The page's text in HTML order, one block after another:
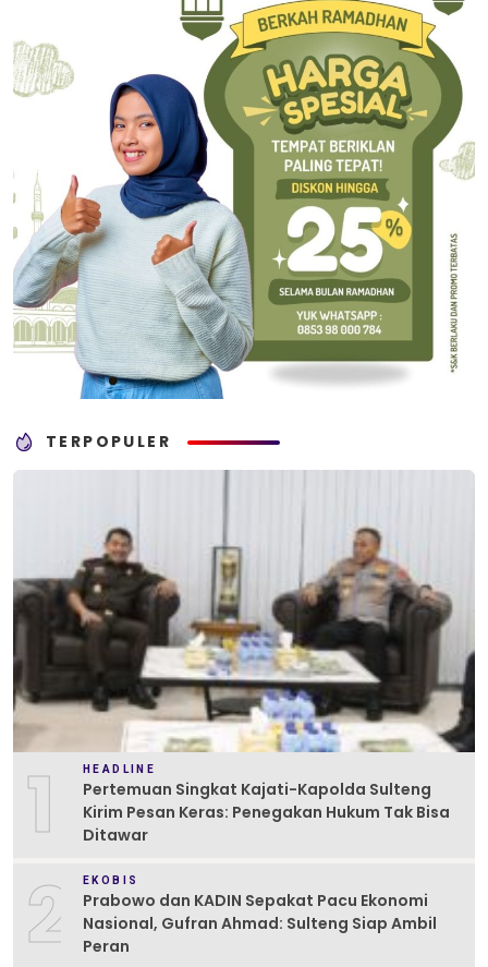
TERPOPULER
1 HEADLINE
Pertemuan Singkat Kajati-Kapolda Sulteng
Kirim Pesan Keras: Penegakan Hukum Tak Bisa
Ditawar
2 EKOBIS
Prabowo dan KADIN Sepakat Pacu Ekonomi
Nasional, Gufran Ahmad: Sulteng Siap Ambil
Peran